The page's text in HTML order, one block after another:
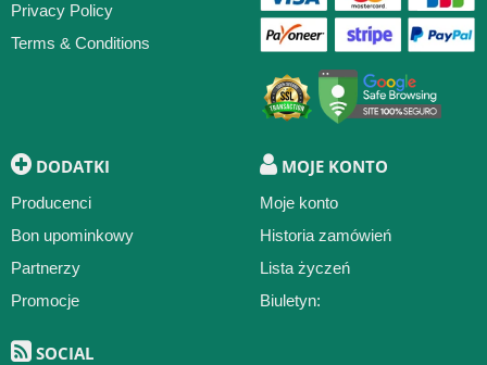
Privacy Policy
Terms & Conditions
DODATKI
Producenci
Bon upominkowy
Partnerzy
Promocje
MOJE KONTO
Moje konto
Historia zamówień
Lista życzeń
Biuletyn:
SOCIAL